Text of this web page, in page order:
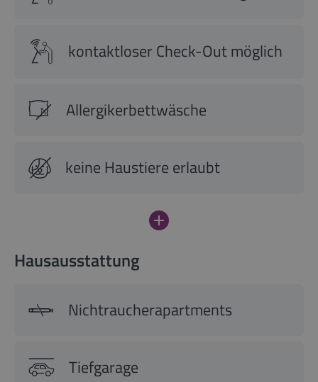
kontaktloser Check-Out möglich
Allergikerbettwäsche
keine Haustiere erlaubt
Hausausstattung
Nichtraucherapartments
Tiefgarage